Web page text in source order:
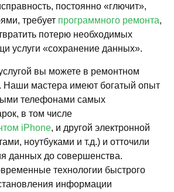
постоянно «глючит»,
требует программного ремонта,
потерю необходимых
услуги «сохранение данных».
вы можете в ремонтном
Наши мастера имеют богатый опыт
телефонами самых
в том числе
iPhone, и другой электронной
ноутбуками и т.д.) и отточили
данных до совершенства.
технологии быстрого
информации